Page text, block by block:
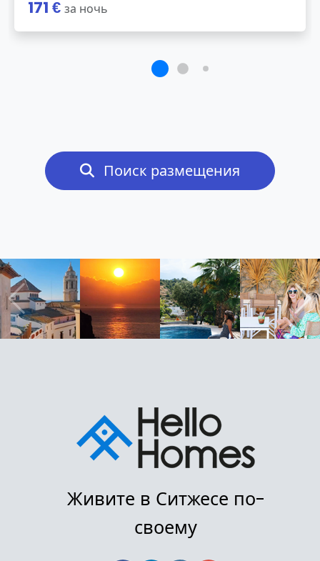
171 €за ночь
Поиск размещения
Живите в Ситжесе по-
своему